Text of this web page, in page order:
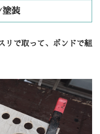
塗装
リで取って、ボンドで組